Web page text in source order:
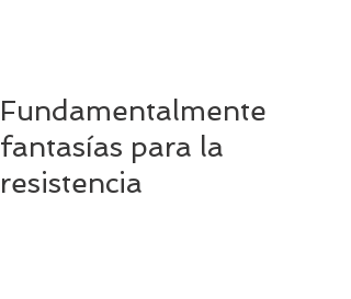
Fundamentalmente
fantasías para la
resistencia